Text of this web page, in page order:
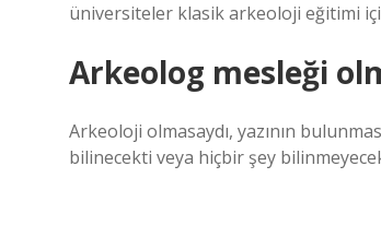
üniversiteler klasik arkeoloji eğitimi
Arkeolog mesleği
Arkeoloji olmasaydı, yazının
bilinecekti veya hiçbir şey